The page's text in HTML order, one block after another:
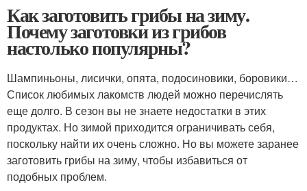
Как заготовить грибы на зиму.
Почему заготовки из грибов
настолько популярны?
Шампиньоны, лисички, опята, подосиновики, боровики…
Список любимых лакомств людей можно перечислять
еще долго. В сезон вы не знаете недостатки в этих
продуктах. Но зимой приходится ограничивать себя,
поскольку найти их очень сложно. Но вы можете заранее
заготовить грибы на зиму, чтобы избавиться от
подобных проблем.